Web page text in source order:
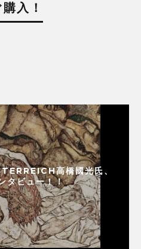
入！
高橋國光氏、
タビュー！！